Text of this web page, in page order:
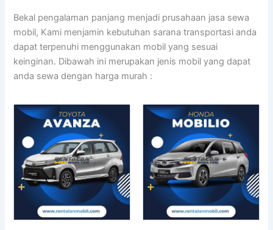
Bekal pengalaman panjang menjadi prusahaan jasa sewa
mobil, Kami menjamin kebutuhan sarana transportasi anda
dapat terpenuhi menggunakan mobil yang sesuai
keinginan. Dibawah ini merupakan jenis mobil yang dapat
anda sewa dengan harga murah :